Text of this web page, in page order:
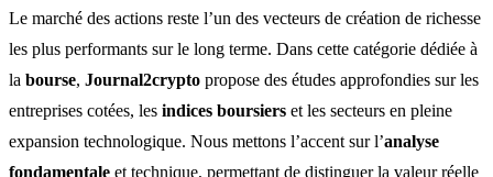
Le marché des actions reste l’un des vecteurs de création de richesse
les plus performants sur le long terme. Dans cette catégorie dédiée à
la bourse, Journal2crypto propose des études approfondies sur les
entreprises cotées, les indices boursiers et les secteurs en pleine
expansion technologique. Nous mettons l’accent sur l’analyse
fondamentale et technique, permettant de distinguer la valeur réelle